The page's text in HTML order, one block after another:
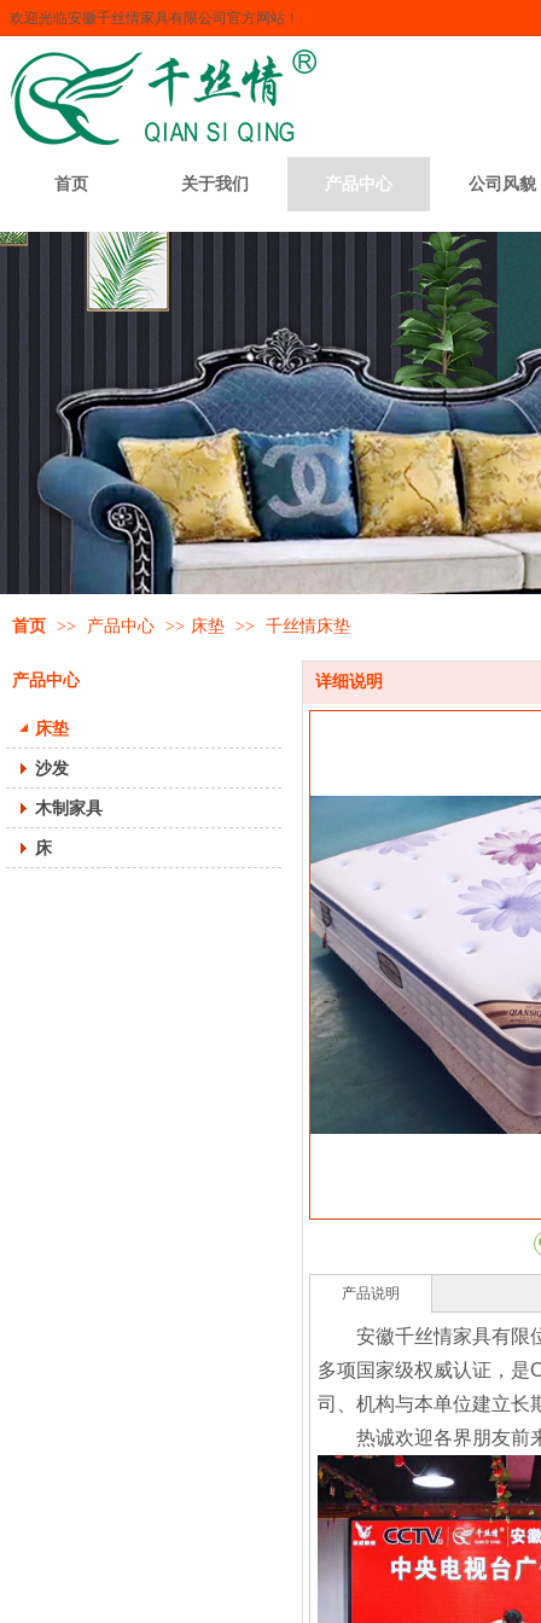
欢迎光临安徽千丝情家具有限公司官方网站！
首页 关于我们 产品中心 公司风貌
首页 >> 产品中心 >> 床垫 >> 千丝情床垫
产品中心
床垫
沙发
木制家具
床
详细说明
产品说明
安徽千丝情家具有限
多项国家级权威认证，是
司、机构与本单位建立长
热诚欢迎各界朋友前